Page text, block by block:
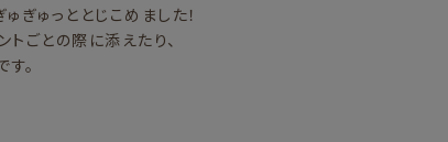
ぎゅっととじこめました！
ごとの際に添えたり、
。